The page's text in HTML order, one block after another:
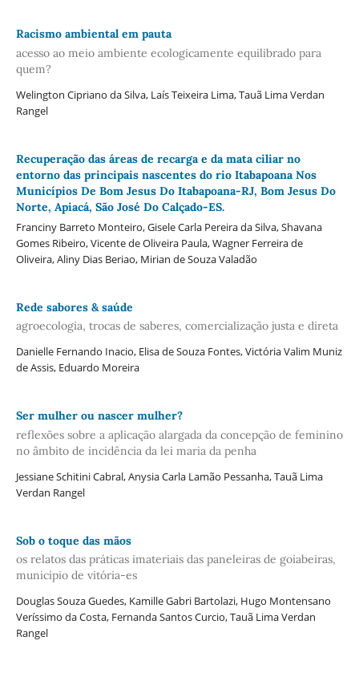
Racismo ambiental em pauta
acesso ao meio ambiente ecologicamente equilibrado para
quem?
Welington Cipriano da Silva, Laís Teixeira Lima, Tauã Lima Verdan
Rangel
Recuperação das áreas de recarga e da mata ciliar no
entorno das principais nascentes do rio Itabapoana Nos
Municípios De Bom Jesus Do Itabapoana-RJ, Bom Jesus Do
Norte, Apiacá, São José Do Calçado-ES.
Franciny Barreto Monteiro, Gisele Carla Pereira da Silva, Shavana
Gomes Ribeiro, Vicente de Oliveira Paula, Wagner Ferreira de
Oliveira, Aliny Dias Beriao, Mirian de Souza Valadão
Rede sabores & saúde
agroecologia, trocas de saberes, comercialização justa e direta
Danielle Fernando Inacio, Elisa de Souza Fontes, Victória Valim Muniz
de Assis, Eduardo Moreira
Ser mulher ou nascer mulher?
reflexões sobre a aplicação alargada da concepção de feminino
no âmbito de incidência da lei maria da penha
Jessiane Schitini Cabral, Anysia Carla Lamão Pessanha, Tauã Lima
Verdan Rangel
Sob o toque das mãos
os relatos das práticas imateriais das paneleiras de goiabeiras,
município de vitória-es
Douglas Souza Guedes, Kamille Gabri Bartolazi, Hugo Montensano
Veríssimo da Costa, Fernanda Santos Curcio, Tauã Lima Verdan
Rangel